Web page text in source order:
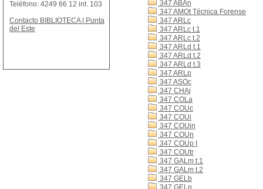
347 ABAn
347 AMOt Técnica Forense
347 ARLc
347 ARLc t.1
347 ARLc t.2
347 ARLd t.1
347 ARLd t.2
347 ARLd t.3
347 ARLp
347 ASOc
347 CHAj
347 COLa
347 COUc
347 COUi
347 COUin
347 COUn
347 COUp I
347 COUtr
347 GALm t.1
347 GALm t.2
347 GELb
347 GELp
Teléfono: 4249 66 12 int. 103
Contacto BIBLIOTECA | Punta
del Este